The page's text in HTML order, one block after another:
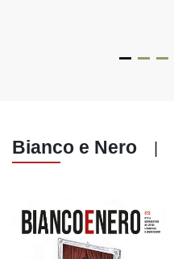
Bianco e Nero